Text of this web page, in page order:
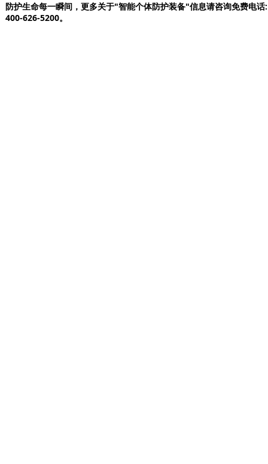
防护生命每一瞬间，更多关于"智能个体防护装备"信息请咨询免费电话:
400-626-5200。